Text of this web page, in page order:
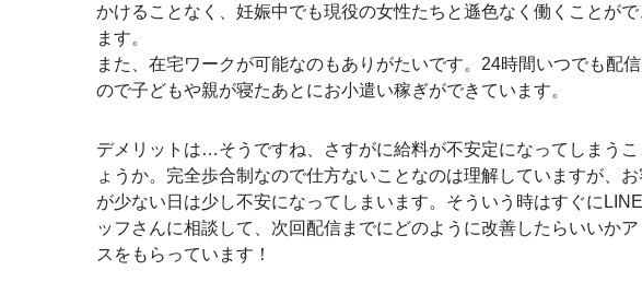
かけることなく、妊娠中でも現役の女性たちと遜色なく働くことが
ます。
また、在宅ワークが可能なのもありがたいです。24時間いつでも配
ので子どもや親が寝たあとにお小遣い稼ぎができています。
デメリットは…そうですね、さすがに給料が不安定になってしまう
ょうか。完全歩合制なので仕方ないことなのは理解していますが、
が少ない日は少し不安になってしまいます。そういう時はすぐに
ッフさんに相談して、次回配信までにどのように改善したらいいか
スをもらっています！